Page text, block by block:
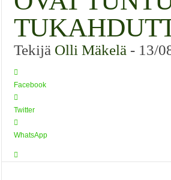
Tekijä Olli Mäkelä - 13/
Facebook
Twitter
WhatsApp